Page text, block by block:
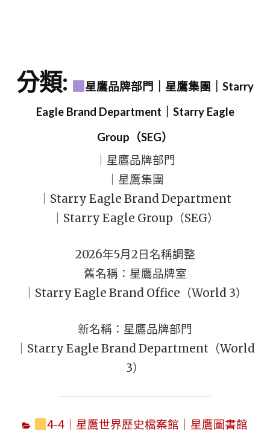
分類:
星鷹品牌部門｜星鷹集團｜Starry
Eagle Brand Department｜Starry Eagle
Group（SEG）
｜星鷹品牌部門
｜星鷹集團
｜Starry Eagle Brand Department
｜Starry Eagle Group（SEG）
2026年5月2日名稱調整
舊名稱：星鷹品牌室
｜Starry Eagle Brand Office（World 3）
新名稱：星鷹品牌部門
｜Starry Eagle Brand Department（World
3）
4-4｜星鷹世界歷史檔案館｜星鷹圖書館